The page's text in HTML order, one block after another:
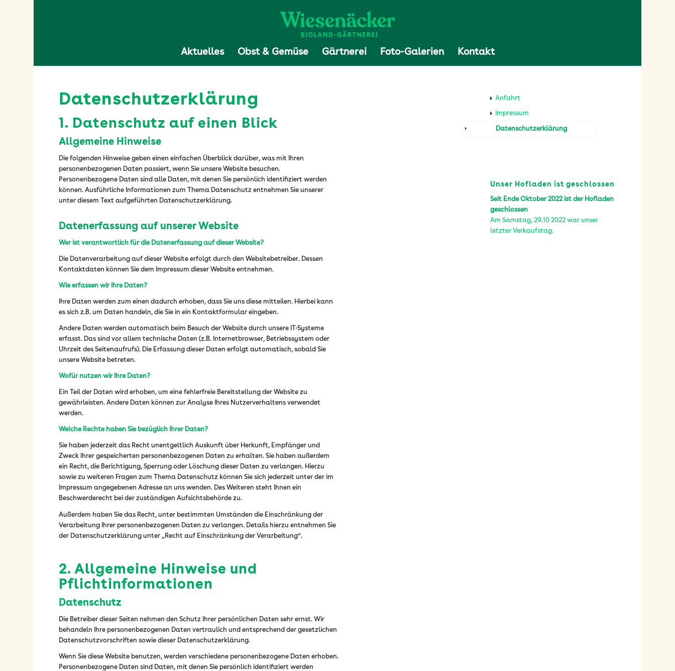
Aktuelles Obst & Gemüse Gärtnerei Foto-Galerien Kontakt
Datenschutzerklärung
1. Datenschutz auf einen Blick
Allgemeine Hinweise
Die folgenden Hinweise geben einen einfachen Überblick darüber, was mit Ihren
personenbezogenen Daten passiert, wenn Sie unsere Website besuchen.
Personenbezogene Daten sind alle Daten, mit denen Sie persönlich identifiziert werden
können. Ausführliche Informationen zum Thema Datenschutz entnehmen Sie unserer
unter diesem Text aufgeführten Datenschutzerklärung.
Datenerfassung auf unserer Website
Wer ist verantwortlich für die Datenerfassung auf dieser Website?
Die Datenverarbeitung auf dieser Website erfolgt durch den Websitebetreiber. Dessen
Kontaktdaten können Sie dem Impressum dieser Website entnehmen.
Wie erfassen wir Ihre Daten?
Ihre Daten werden zum einen dadurch erhoben, dass Sie uns diese mitteilen. Hierbei kann
es sich z.B. um Daten handeln, die Sie in ein Kontaktformular eingeben.
Andere Daten werden automatisch beim Besuch der Website durch unsere IT-Systeme
erfasst. Das sind vor allem technische Daten (z.B. Internetbrowser, Betriebssystem oder
Uhrzeit des Seitenaufrufs). Die Erfassung dieser Daten erfolgt automatisch, sobald Sie
unsere Website betreten.
Wofür nutzen wir Ihre Daten?
Ein Teil der Daten wird erhoben, um eine fehlerfreie Bereitstellung der Website zu
gewährleisten. Andere Daten können zur Analyse Ihres Nutzerverhaltens verwendet
werden.
Welche Rechte haben Sie bezüglich Ihrer Daten?
Sie haben jederzeit das Recht unentgeltlich Auskunft über Herkunft, Empfänger und
Zweck Ihrer gespeicherten personenbezogenen Daten zu erhalten. Sie haben außerdem
ein Recht, die Berichtigung, Sperrung oder Löschung dieser Daten zu verlangen. Hierzu
sowie zu weiteren Fragen zum Thema Datenschutz können Sie sich jederzeit unter der im
Impressum angegebenen Adresse an uns wenden. Des Weiteren steht Ihnen ein
Beschwerderecht bei der zuständigen Aufsichtsbehörde zu.
Außerdem haben Sie das Recht, unter bestimmten Umständen die Einschränkung der
Verarbeitung Ihrer personenbezogenen Daten zu verlangen. Details hierzu entnehmen Sie
der Datenschutzerklärung unter „Recht auf Einschränkung der Verarbeitung“.
2. Allgemeine Hinweise und
Pflichtinformationen
Datenschutz
Die Betreiber dieser Seiten nehmen den Schutz Ihrer persönlichen Daten sehr ernst. Wir
behandeln Ihre personenbezogenen Daten vertraulich und entsprechend der gesetzlichen
Datenschutzvorschriften sowie dieser Datenschutzerklärung.
Wenn Sie diese Website benutzen, werden verschiedene personenbezogene Daten erhoben.
Personenbezogene Daten sind Daten, mit denen Sie persönlich identifiziert werden
Anfahrt
Impressum
Datenschutzerklärung
Unser Hofladen ist geschlossen
Seit Ende Oktober 2022 ist der Hofladen
geschlossen
Am Samstag, 29.10 2022 war unser
letzter Verkaufstag.